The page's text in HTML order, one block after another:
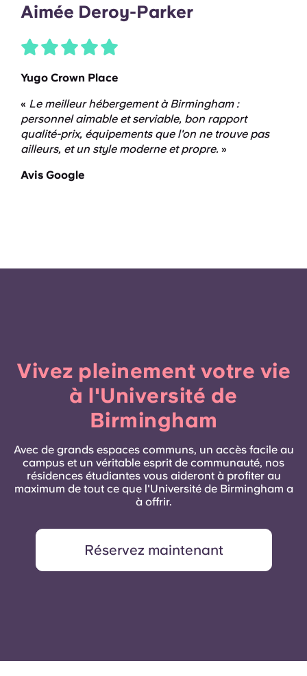
Aimée Deroy-Parker
Yugo Crown Place
« Le meilleur hébergement à Birmingham :
personnel aimable et serviable, bon rapport
qualité-prix, équipements que l'on ne trouve pas
ailleurs, et un style moderne et propre. »
Avis Google
Vivez pleinement votre vie
à l'Université de
Birmingham
Avec de grands espaces communs, un accès facile au
campus et un véritable esprit de communauté, nos
résidences étudiantes vous aideront à profiter au
maximum de tout ce que l'Université de Birmingham a
à offrir.
Réservez maintenant